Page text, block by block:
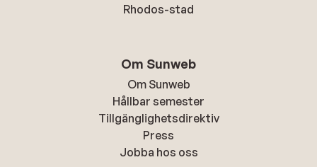
Rhodos-stad
Om Sunweb
Om Sunweb
Hållbar semester
Tillgänglighetsdirektiv
Press
Jobba hos oss